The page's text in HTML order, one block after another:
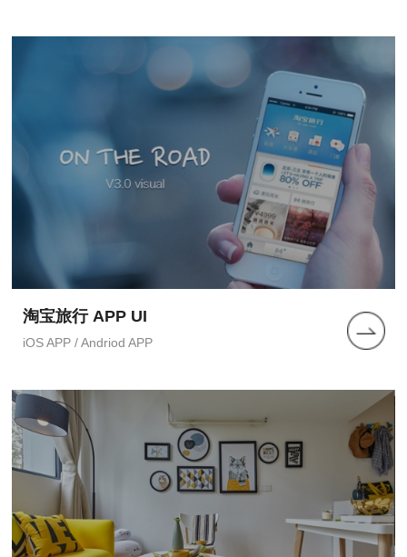
淘宝旅行 APP UI
iOS APP / Andriod APP